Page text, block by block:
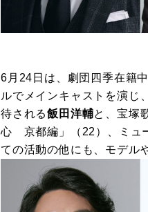
6月24日は、劇団四季在籍
ルでメインキャストを演じ
待される飯田洋輔と、宝塚
心 京都編」（22）、ミュ
ての活動の他にも、モデル